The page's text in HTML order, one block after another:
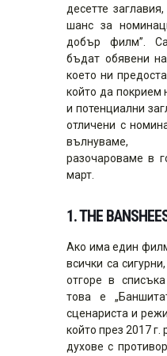
десетте
шанс за
добър филм”.
бъдат обявени
което ни
който да покрием
и потенциални
отличени с
вълнуваме,
разочароваме в
март.
1. THE
Ако има един
всички са
отгоре в
това е
сценариста и
който през 2017 г.
духове с